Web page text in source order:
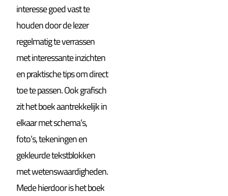
interesse goed vast te
houden door de lezer
regelmatig te verrassen
met interessante inzichten
en praktische tips om direct
toe te passen. Ook grafisch
zit het boek aantrekkelijk in
elkaar met schema’s,
foto’s, tekeningen en
gekleurde tekstblokken
met wetenswaardigheden.
Mede hierdoor is het boek